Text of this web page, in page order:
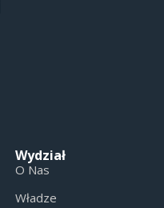
Wydział
O Nas
Władze